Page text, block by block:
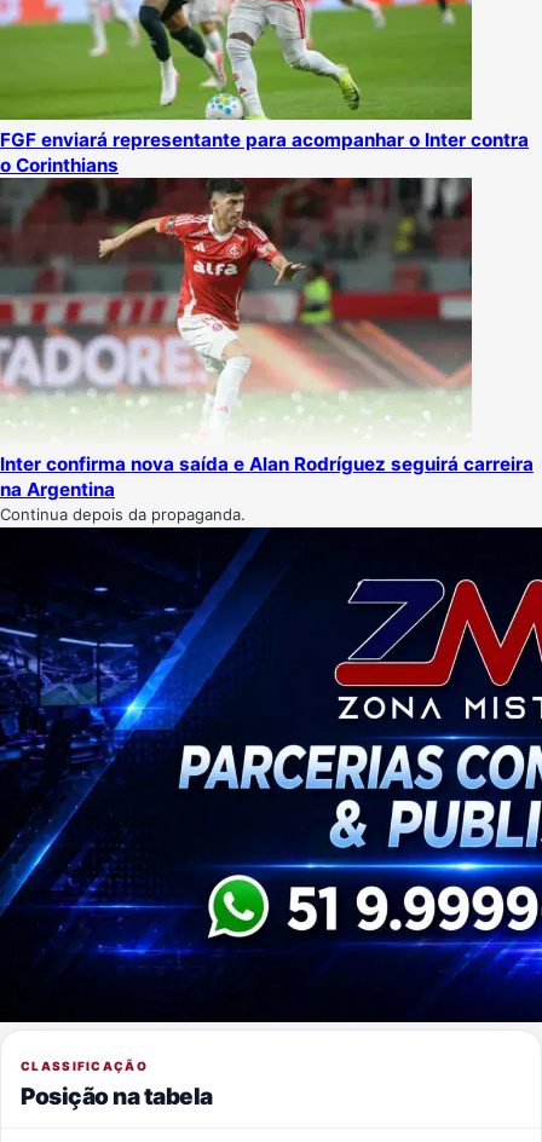
FGF enviará representante para acompanhar o Inter contra
o Corinthians
Inter confirma nova saída e Alan Rodríguez seguirá carreira
na Argentina
Continua depois da propaganda.
CLASSIFICAÇÃO
Posição na tabela